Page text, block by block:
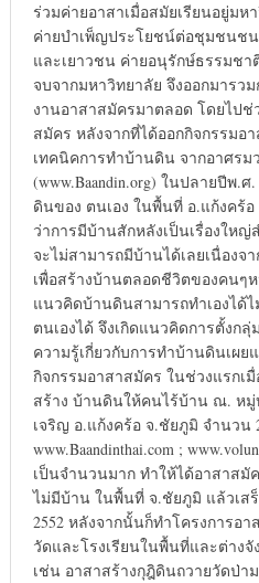
ร่วมค่ายอาสาเมื่อสมัยเรียนอยู่มห
ค่ายบำเพ็ญประโยชน์ต่อชุมชนชน
และเยาวชน ค่ายอนุรักษ์ธรรมช
จบจากมหาวิทยาลัย จึงออกมารว
งานอาสาสมัครมาตลอด โดยไปช่
สมัคร หลังจากที่ได้ออกกิจกรรมอ
เทคนิคการทำบ้านดิน จากอาศรม
(www.Baandin.org) ในปลายปีพ.
ดินของ ตนเอง ในพื้นที่ อ.แก้งคร้
ว่าการมีบ้านสักหลังเป็นเรื่องให
จะไม่สามารถมีบ้านได้เลยเนื่องจ
เพื่อสร้างบ้านตลอดชีวิตของคนๆ
แนวคิดบ้านดินสามารถทำเองได้
ตนเองได้ จึงเกิดแนวคิดการตั้งก
ความรู้เกี่ยวกับการทำบ้านดินเผ
กิจกรรมอาสาสมัคร ในช่วงแรกเ
สร้าง บ้านดินให้คนไร้บ้าน ณ. หมู่
เจริญ อ.แก้งคร้อ จ.ชัยภูมิ จำนวน
www.Baandinthai.com ;
เป็นจำนวนมาก ทำให้ได้อาสาส
ไม่มีบ้าน ในพื้นที่ จ.ชัยภูมิ แล้วเส
2552 หลังจากนั้นก็ทำโครงการอ
วัดและโรงเรียนในพื้นที่และต่างจั
เช่น อาสาสร้างกุฎิดินถวายวัดป่า